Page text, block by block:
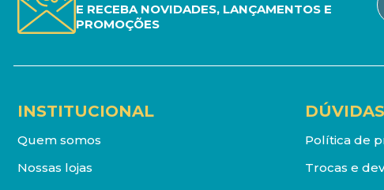
E RECEBA NOVIDADES, LANÇAMENTOS E
PROMOÇÕES
INSTITUCIONAL
Quem somos
Nossas lojas
DÚVIDAS
Política de
Trocas e